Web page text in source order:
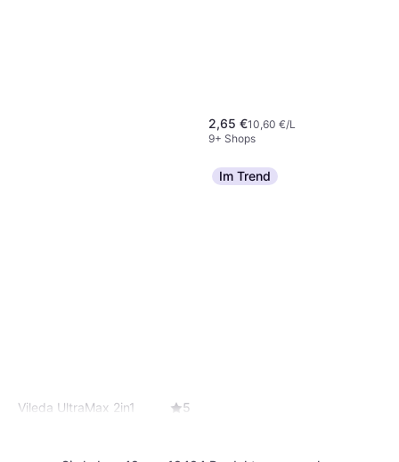
2,65 €10,60 €/L
9+ Shops
Vileda UltraMax 2in1
5
Im Trend